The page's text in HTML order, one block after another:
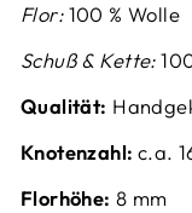
Flor: 100 % Wolle
Schuß & Kette:
Qualität:
Knotenzahl: c.a.
Florhöhe: 8 mm